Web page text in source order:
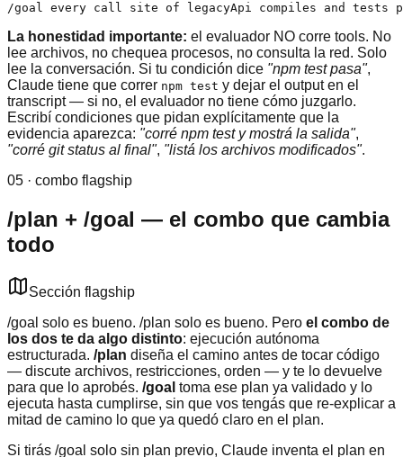
/goal every call site of legacyApi compiles and tests
La honestidad importante: el evaluador NO corre tools. No
lee archivos, no chequea procesos, no consulta la red. Solo
lee la conversación. Si tu condición dice "npm test pasa",
Claude tiene que correr npm test y dejar el output en el
transcript — si no, el evaluador no tiene cómo juzgarlo.
Escribí condiciones que pidan explícitamente que la
evidencia aparezca: "corré npm test y mostrá la salida",
"corré git status al final", "listá los archivos modificados".
05 · combo flagship
/plan + /goal — el combo que cambia
todo
Sección flagship
/goal solo es bueno. /plan solo es bueno. Pero el combo de
los dos te da algo distinto: ejecución autónoma
estructurada. /plan diseña el camino antes de tocar código
— discute archivos, restricciones, orden — y te lo devuelve
para que lo aprobés. /goal toma ese plan ya validado y lo
ejecuta hasta cumplirse, sin que vos tengás que re-explicar a
mitad de camino lo que ya quedó claro en el plan.
Si tirás /goal solo sin plan previo, Claude inventa el plan en